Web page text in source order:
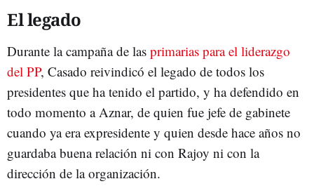
El legado
Durante la campaña de las primarias para el liderazgo
del PP, Casado reivindicó el legado de todos los
presidentes que ha tenido el partido, y ha defendido en
todo momento a Aznar, de quien fue jefe de gabinete
cuando ya era expresidente y quien desde hace años no
guardaba buena relación ni con Rajoy ni con la
dirección de la organización.